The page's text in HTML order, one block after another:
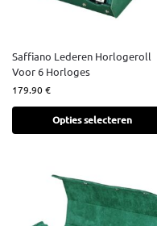
Saffiano Lederen Horlogeroll
Voor 6 Horloges
179.90€
Opties selecteren